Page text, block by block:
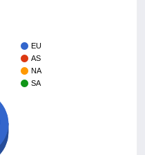
EU
AS
NA
SA